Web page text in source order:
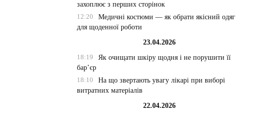
захоплює з перших сторінок
12:20
Медичні костюми — як обрати якісний одяг
для щоденної роботи
23.04.2026
18:19
Як очищати шкіру щодня і не порушити її
бар’єр
18:10
На що звертають увагу лікарі при виборі
витратних матеріалів
22.04.2026